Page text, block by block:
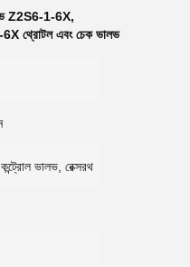
Z2S6-1-6X,
থ্রোটল এবং চেক ভালভ
ভালভ, রেক্সরথ